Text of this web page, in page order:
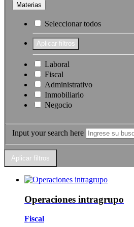
Materias
Seleccionar todos
Laboral
Fiscal
Administrativo
Inmobiliario
Negocio
Input your search here
Operaciones intragrupo
Fiscal